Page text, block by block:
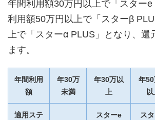
年間利用額30万円以上で「スターe
利用額50万円以上で「スターβ
上で「スターα PLUS」となり、還
ます。
年間利用
額
年30万
未満
年30万以
上
年50
適用ステ
スターe
ス